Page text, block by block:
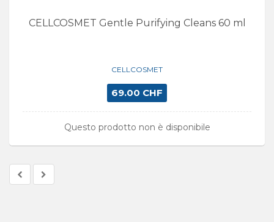
CELLCOSMET Gentle Purifying Cleans 60 ml
CELLCOSMET
69.00 CHF
Questo prodotto non è disponibile